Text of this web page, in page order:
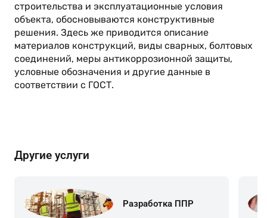
строительства и эксплуатационные условия
объекта, обосновываются конструктивные
решения. Здесь же приводится описание
материалов конструкций, виды сварных, болтовых
соединений, меры антикоррозионной защиты,
условные обозначения и другие данные в
соответствии с ГОСТ.
Другие услуги
Разработка ППР